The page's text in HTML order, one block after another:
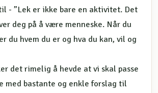
- ”Lek er ikke bare en aktivitet. Det
deg på å være menneske. Når du
du hvem du er og hva du kan, vil og
det rimelig å hevde at vi skal passe
med bastante og enkle forslag til